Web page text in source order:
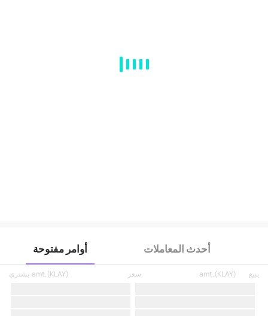
أوامر مفتوحة أحدث المعاملات
يشتري amt.(KLAY) سعر يبيع amt.(KLAY)